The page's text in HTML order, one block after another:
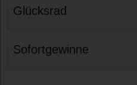
Glücksrad
Sofortgewinne